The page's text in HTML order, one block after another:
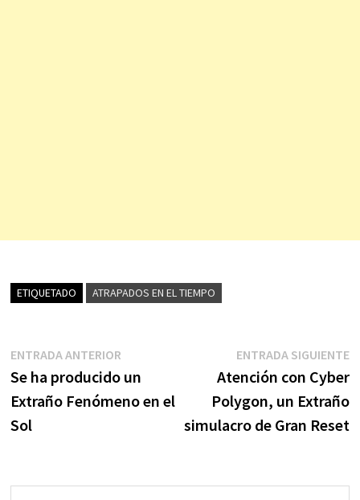
ETIQUETADO ATRAPADOS EN EL TIEMPO
Navegación
de
entradas
ENTRADA ANTERIOREntrada
anterior:
Se ha producido un
Extraño Fenómeno en el
Sol
ENTRADA SIGUIENTE
Atención con Cyber
Polygon, un Extraño
simulacro de Gran Reset